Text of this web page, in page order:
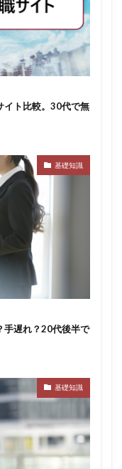
イト比較。30代で無
基礎知識
手遅れ？20代後半で
基礎知識
ハタラクティブ
格の人
ず
どっち